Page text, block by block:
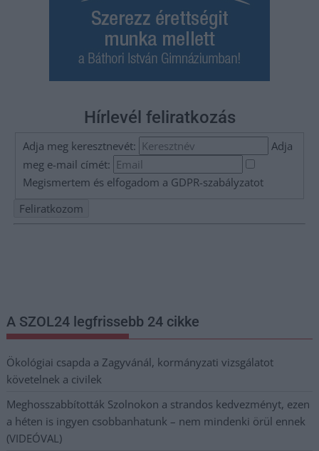
Hírlevél feliratkozás
Adja meg keresztnevét:
Adja
meg e-mail címét:
Megismertem és elfogadom a GDPR-szabályzatot
A SZOL24 legfrissebb 24 cikke
Ökológiai csapda a Zagyvánál, kormányzati vizsgálatot
követelnek a civilek
Meghosszabbították Szolnokon a strandos kedvezményt, ezen
a héten is ingyen csobbanhatunk – nem mindenki örül ennek
(VIDEÓVAL)